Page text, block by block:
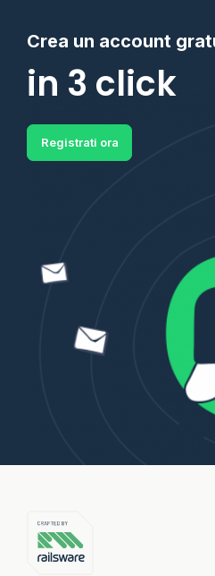
Crea un account
in 3 click
Registrati ora